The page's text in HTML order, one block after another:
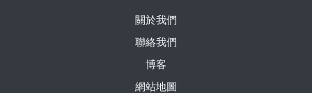
關於我們
聯絡我們
博客
網站地圖